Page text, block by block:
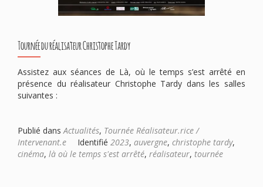
Tournée du réalisateur Christophe Tardy
Assistez aux séances de Là, où le temps s’est arrêté en
présence du réalisateur Christophe Tardy dans les salles
suivantes :
Publié dans Actualités, Tournée Réalisateur.rice /
Intervenant.e
Identifié 2023, auvergne, christophe tardy,
cinéma, là où le temps s'est arrêté, réalisateur, tournée